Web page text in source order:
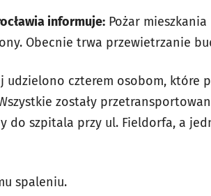
informuje: Pożar
Obecnie trwa przewietrzanie
czterem osobom, które
zostały
do szpitala przy ul. Fieldorfa, a
spaleniu.